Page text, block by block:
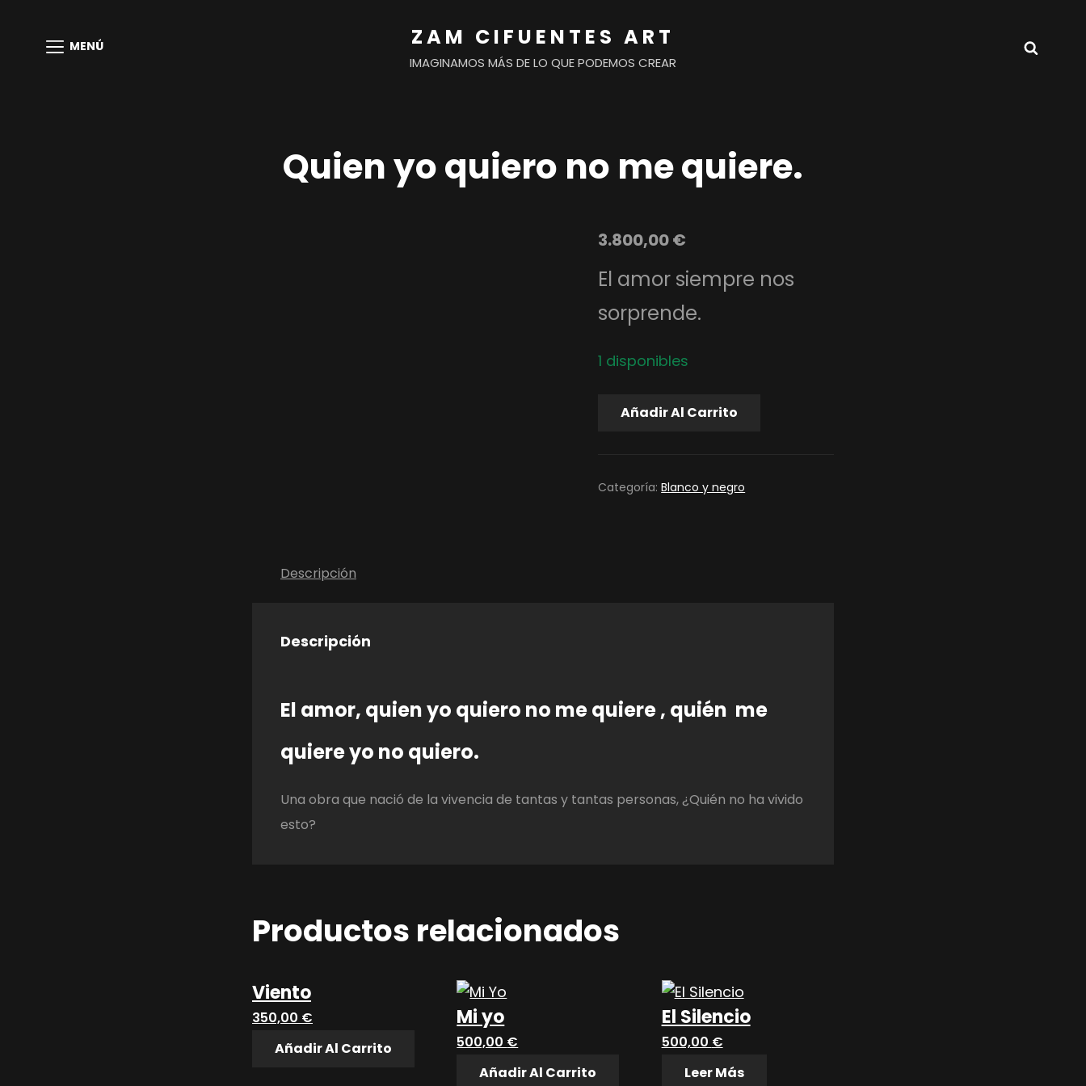
MENÚ ZAM CIFUENTES ART
IMAGINAMOS MÁS DE LO QUE PODEMOS CREAR
Quien yo quiero no me quiere.
3.800,00€
El amor siempre nos
sorprende.
1 disponibles
QUIERE.
Añadir Al Carrito
Categoría:Blanco y negro
Descripción
Descripción
El amor, quien yo quiero no me quiere , quién me
quiere yo no quiero.
Una obra que nació de la vivencia de tantas y tantas personas, ¿Quién no ha vivido
esto?
Productos relacionados
Viento
350,00 €
Añadir Al Carrito
Mi yo
500,00 €
Añadir Al Carrito
El Silencio
500,00 €
Leer Más